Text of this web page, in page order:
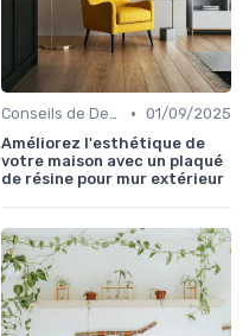
Conseils de Design d'Intérieur • 01/09/2025
Améliorez l'esthétique de
votre maison avec un plaqué
de résine pour mur extérieur